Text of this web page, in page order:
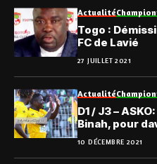
Actualité
Togo :
FC de Lavié
27 JUILLET 2021
Actualité
D1 / J3 –
Binah, pour
10 DÉCEMBRE 2021